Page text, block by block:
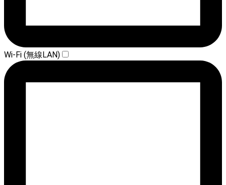
Wi-Fi (無線LAN)